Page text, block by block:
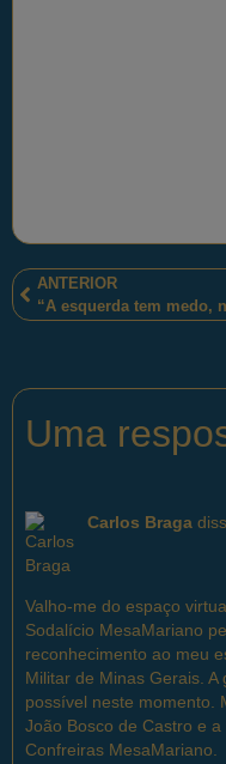
ANTERIOR
Uma
Carlos Braga
Valho-me do espaço
Sodalício MesaMariano
reconhecimento ao meu
Militar de Minas Gerais.
possível neste momento.
João Bosco de Castro e
Confreiras MesaMariano.